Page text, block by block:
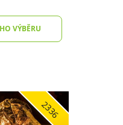
VÝBĚRU
2336